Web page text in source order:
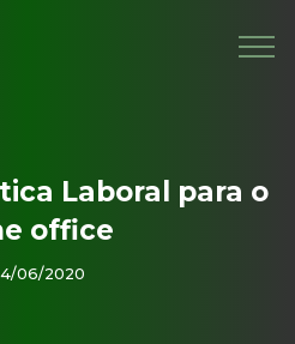
Laboral para o
office
06/2020